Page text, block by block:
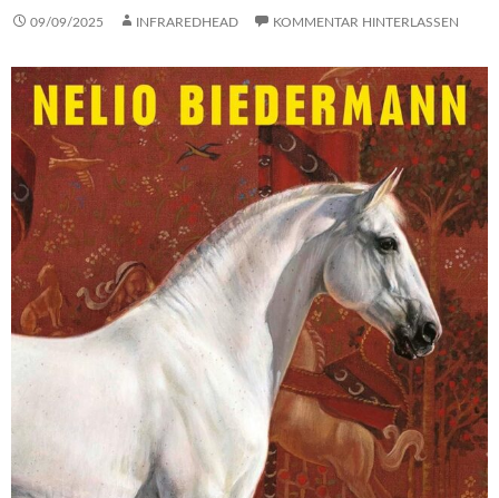
09/09/2025 INFRAREDHEAD KOMMENTAR HINTERLASSEN